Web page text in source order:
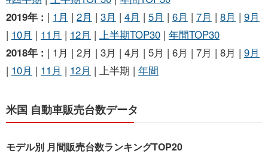
2019年 : | 1月 | 2月 | 3月 | 4月 | 5月 | 6月 | 7月 | 8月 | 9月
| 10月 | 11月 | 12月 | 上半期TOP30 | 年間TOP30
2018年 : | 1月 | 2月 | 3月 | 4月 | 5月 | 6月 | 7月 | 8月 | 9月
| 10月 | 11月 | 12月 | 上半期 | 年間
米国 自動車販売台数データ
モデル別 月間販売台数ランキングTOP20